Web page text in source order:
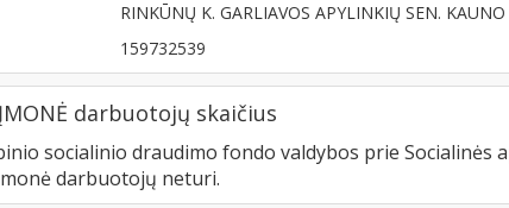
RINKŪNŲ K. GARLIAVOS APYLINKIŲ SEN. KAUNO
159732539
ĮMONĖ darbuotojų skaičius
socialinio draudimo fondo valdybos prie Socialinės
darbuotojų neturi.